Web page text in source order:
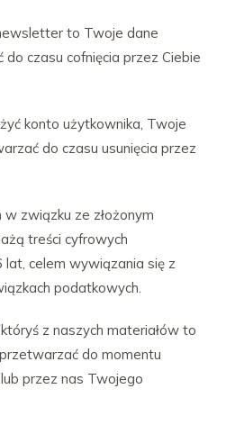
to Twoje dane
czasu cofnięcia przez Ciebie
konto użytkownika, Twoje
do czasu usunięcia przez
związku ze złożonym
treści cyfrowych
celem wywiązania się z
podatkowych.
z naszych materiałów to
do momentu
przez nas Twojego